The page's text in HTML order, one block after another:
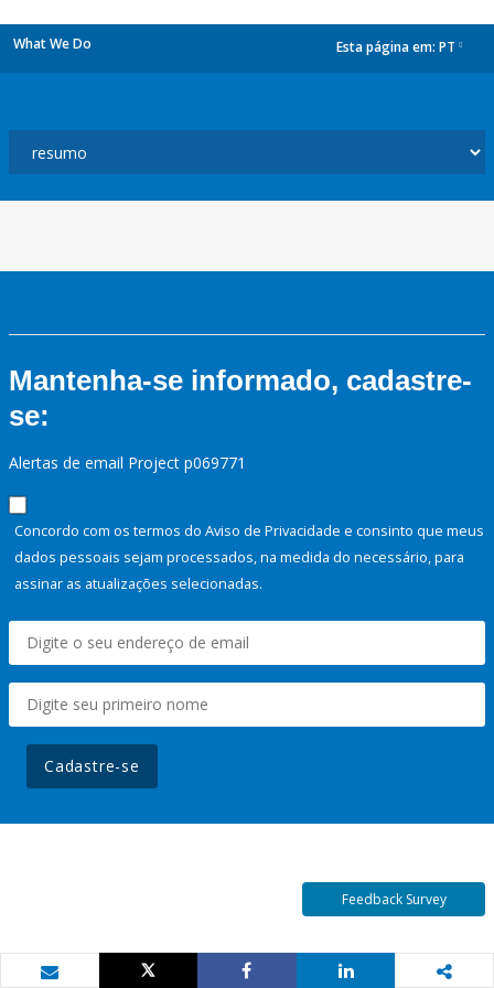
What We Do Esta página em: PT
Mantenha-se informado, cadastre-
se:
Alertas de email Project p069771
Concordo com os termos do Aviso de Privacidade e consinto que meus
dados pessoais sejam processados, na medida do necessário, para
assinar as atualizações selecionadas.
Cadastre-se
Feedback Survey